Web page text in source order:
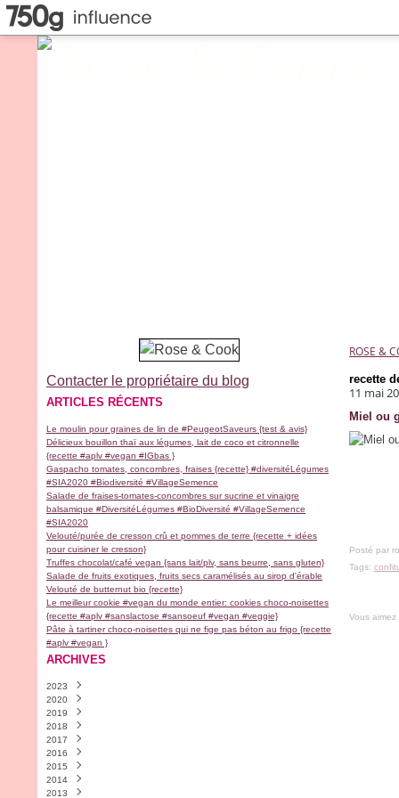
Contacter le propriétaire du blog
ARTICLES RÉCENTS
Le moulin pour graines de lin de #PeugeotSaveurs {test & avis}
Délicieux bouillon thaï aux légumes, lait de coco et citronnelle
{recette #aplv #vegan #IGbas }
Gaspacho tomates, concombres, fraises {recette} #diversitéLégumes
#SIA2020 #Biodiversité #VillageSemence
Salade de fraises-tomates-concombres sur sucrine et vinaigre
balsamique #DiversitéLégumes #BioDiversité #VillageSemence
#SIA2020
Velouté/purée de cresson crû et pommes de terre {recette + idées
pour cuisiner le cresson}
Truffes chocolat/café vegan {sans lait/plv, sans beurre, sans gluten}
Salade de fruits exotiques, fruits secs caramélisés au sirop d'érable
Velouté de butternut bio {recette}
Le meilleur cookie #vegan du monde entier: cookies choco-noisettes
{recette #aplv #sanslactose #sansoeuf #vegan #veggie}
Pâte à tartiner choco-noisettes qui ne fige pas béton au frigo {recette
#aplv #vegan }
ARCHIVES
2023
Novembre
2020
Avril
Février
Janvier
2019
Décembre
Novembre
Septembre
Août
Juillet
Mai(1)
2018
Décembre
Septembre
Juillet
Juin
Mars
2017
Décembre
Novembre
Octobre
Septembre
2016
Décembre
Novembre
Octobre
2015
Décembre
Novembre
2014
Décembre
2013
ROSE &
recette
11 mai
Miel ou
Posté par
Tags:
Vous aimez